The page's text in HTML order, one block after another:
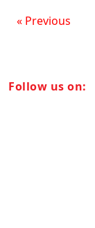
« Previous
Follow us on: